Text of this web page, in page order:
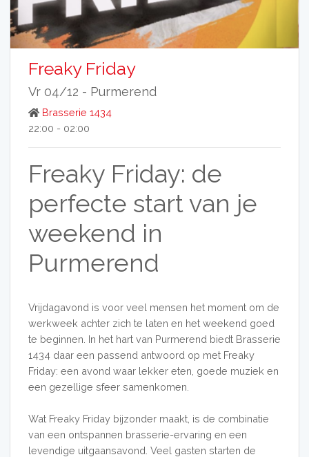
Freaky Friday
Vr 04/12 - Purmerend
Brasserie 1434
22:00 - 02:00
Freaky Friday: de
perfecte start van je
weekend in
Purmerend
Vrijdagavond is voor veel mensen het moment om de
werkweek achter zich te laten en het weekend goed
te beginnen. In het hart van Purmerend biedt Brasserie
1434 daar een passend antwoord op met Freaky
Friday: een avond waar lekker eten, goede muziek en
een gezellige sfeer samenkomen.
Wat Freaky Friday bijzonder maakt, is de combinatie
van een ontspannen brasserie-ervaring en een
levendige uitgaansavond. Veel gasten starten de